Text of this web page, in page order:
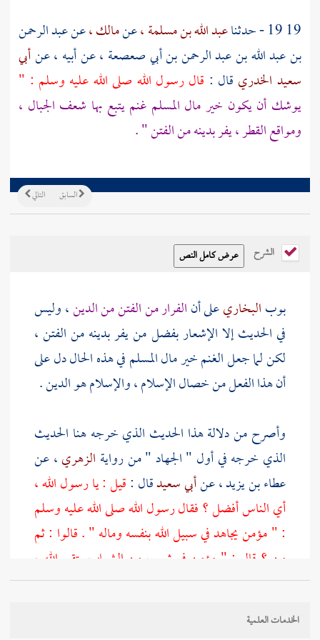
19 19 - حدثنا
عبد الله بن مسلمة ،عنمالك ،عنعبد الرحمن
بن عبد الله بن عبد الرحمن بن أبي صعصعة ،عنأبيه ،عنأبي
سعيد الخدري قال : قال رسول الله صلى الله عليه وسلم : "
يوشك أن يكون خير مال المسلم غنم يتبع بها شعف الجبال ،
ومواقع القطر ، يفر بدينه من الفتن " .
التالي السابق
الشرح
بوبالبخاريعلى أنالفرار من الفتن من الدين، وليس
في الحديث إلا الإشعار بفضل من يفر بدينه من الفتن ،
لكن لما جعل الغنم خير مال المسلم في هذه الحال دل على
أن هذا الفعل من خصال الإسلام ، والإسلام هو الدين .
وأصرح من دلالة هذا الحديث الذي خرجه هنا الحديث
الذي خرجه في أول " الجهاد " من رواية الزهري، عن
عطاء بن يزيد، عنأبي سعيدقال :قيل : يا رسول الله ،
أي الناس أفضل ؟ فقال رسول الله صلى الله عليه وسلم
: " مؤمن يجاهد في سبيل الله بنفسه وماله " . قالوا : ثم
من ؟ قال : " مؤمن في شعب من الشعاب يتقي الله ،
ويدع الناس من شره" .
وليس في هذا الحديث ذكر الفتن .الخدمات العلمية